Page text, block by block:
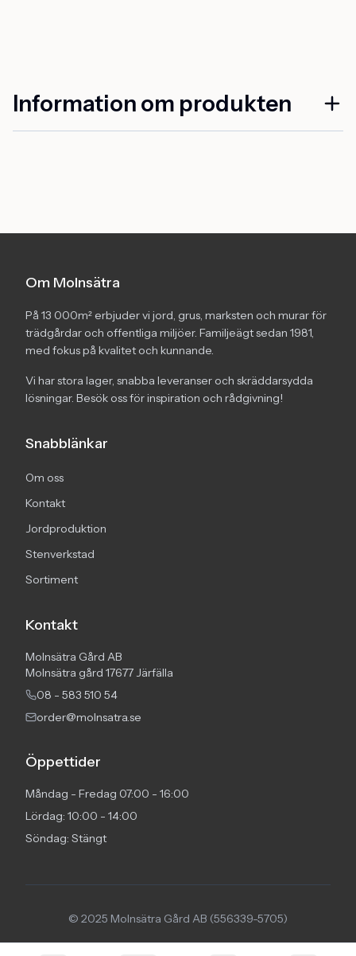
Information om produkten
Om Molnsätra
På 13 000m² erbjuder vi jord, grus, marksten och murar för
trädgårdar och offentliga miljöer. Familjeägt sedan 1981,
med fokus på kvalitet och kunnande.
Vi har stora lager, snabba leveranser och skräddarsydda
lösningar. Besök oss för inspiration och rådgivning!
Snabblänkar
Om oss
Kontakt
Jordproduktion
Stenverkstad
Sortiment
Kontakt
Molnsätra Gård AB
Molnsätra gård 17677 Järfälla
08 - 583 510 54
order@molnsatra.se
Öppettider
Måndag - Fredag 07:00 - 16:00
Lördag: 10:00 - 14:00
Söndag: Stängt
© 2025 Molnsätra Gård AB (556339-5705)
Cookies
Villkor